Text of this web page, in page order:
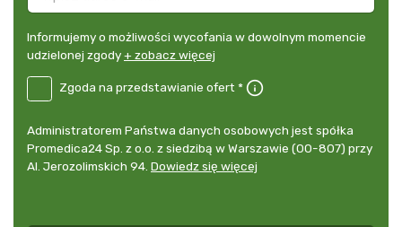
Informujemy
o
wycofania
dowolnym
momencie
udzielonej
Informujemy o możliwości wycofania w dowolnym momencie
udzielonej zgody+ zobacz więcej
DE
przedstawianie
Zgoda na przedstawianie ofert *
Administrator
danych
osobowych
Administratorem Państwa danych osobowych jest spółka
Promedica24 Sp. z o.o. z siedzibą w Warszawie (00-807) przy
Al. Jerozolimskich 94. Dowiedz się więcej